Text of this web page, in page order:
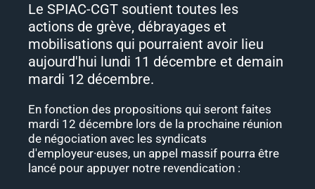
Le SPIAC-CGT soutient toutes les
actions de grève, débrayages et
mobilisations qui pourraient avoir lieu
aujourd'hui lundi 11 décembre et demain
mardi 12 décembre.
En fonction des propositions qui seront faites
mardi 12 décembre lors de la prochaine réunion
de négociation avec les syndicats
d'employeur·euses, un appel massif pourra être
lancé pour appuyer notre revendication :